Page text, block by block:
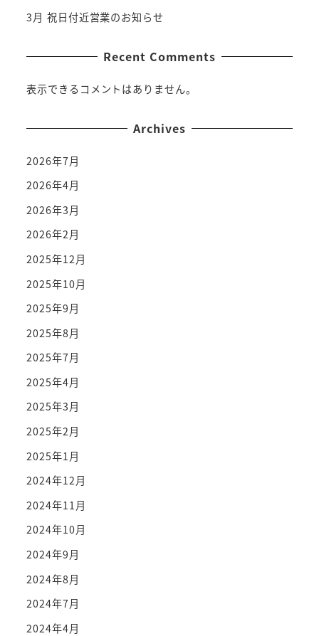
3月 祝日付近営業のお知らせ
Recent Comments
表示できるコメントはありません。
Archives
2026年7月
2026年4月
2026年3月
2026年2月
2025年12月
2025年10月
2025年9月
2025年8月
2025年7月
2025年4月
2025年3月
2025年2月
2025年1月
2024年12月
2024年11月
2024年10月
2024年9月
2024年8月
2024年7月
2024年4月